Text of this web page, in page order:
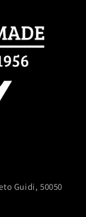
Guidi, 50050